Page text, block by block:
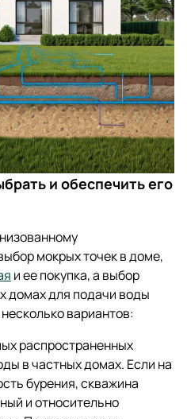
и обеспечить его
мокрых точек в доме,
и ее покупка, а выбор
домах для подачи воды
вариантов:
распространенных
в частных домах. Если на
бурения, скважина
и относительно